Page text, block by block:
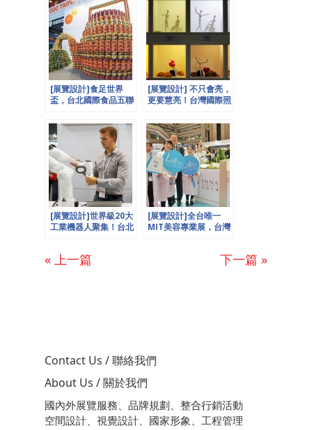
[展覽設計]食足世界
盃，台北國際食品五聯
X歐也Present
[展覽設計] 不只會亮，
更要慧亮！台灣國際照
Presents
[展覽設計]世界級20大
工業機器人聚集！台北
[展覽設計]全台唯一
MIT美容專業展，台灣
« 上一篇 下一篇 »
Contact Us / 聯絡我們
About Us / 關於我們
國內外展覽服務、品牌規劃、整合行銷活動
空間設計、視覺設計、國家形象、工程管理